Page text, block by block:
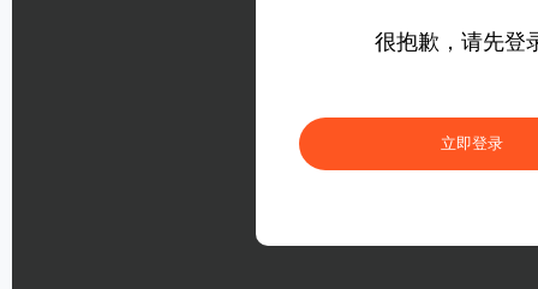
很抱歉，请先登
立即登录